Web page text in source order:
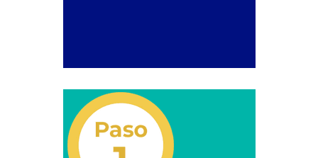
Oficinas a Nivel Nacional